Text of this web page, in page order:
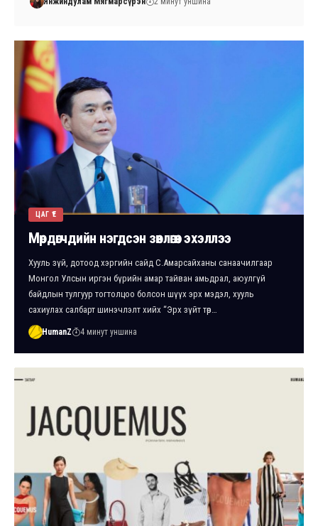
ЦАГ ҮЕ
Мөрдөгчдийн нэгдсэн зөвлөгөөн эхэллээ
Хууль зүй, дотоод хэргийн сайд С.Амарсайханы санаачилгаар
Монгол Улсын иргэн бүрийн амар тайван амьдрал, аюулгүй
байдлын тулгуур тогтолцоо болсон шүүх эрх мэдэл, хууль
сахиулах салбарт шинэчлэлт хийх “Эрх зүйт төр…
HumanZ 4 минут уншина